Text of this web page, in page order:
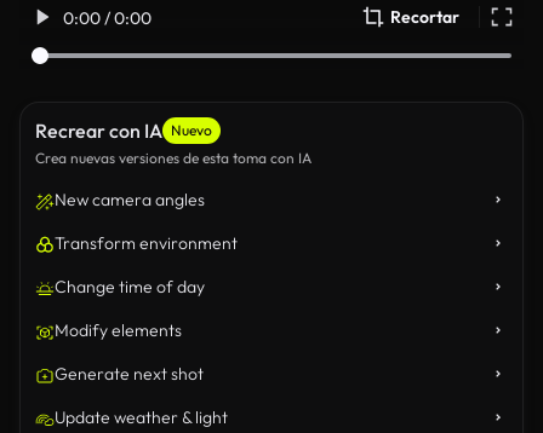
0:00 / 0:00 Recortar
Recrear con IA Nuevo
Crea nuevas versiones de esta toma con IA
New camera angles
Transform environment
Change time of day
Modify elements
Generate next shot
Update weather & light